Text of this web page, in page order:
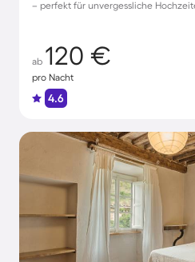
– perfekt für unvergessliche
ab 120 €
pro Nacht
4.6